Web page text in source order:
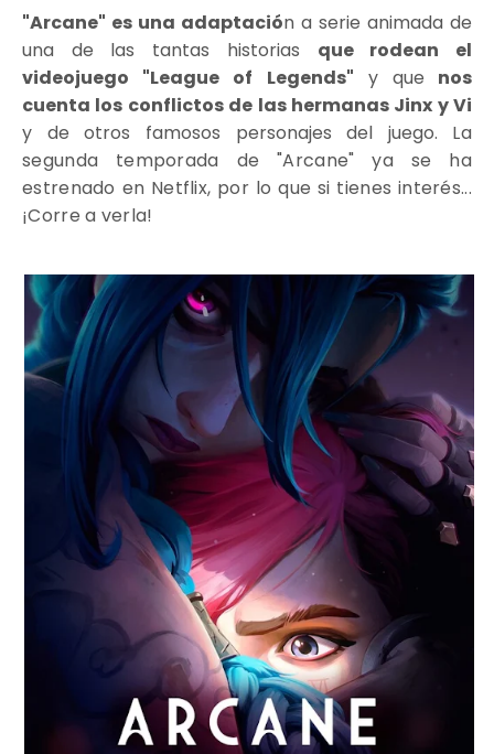
"Arcane" es una adaptación a serie animada de
una de las tantas historias que rodean el
videojuego "League of Legends" y que nos
cuenta los conflictos de las hermanas Jinx y Vi
y de otros famosos personajes del juego. La
segunda temporada de "Arcane" ya se ha
estrenado en Netflix, por lo que si tienes interés...
¡Corre a verla!